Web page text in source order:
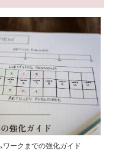
ークまでの強化ガイド